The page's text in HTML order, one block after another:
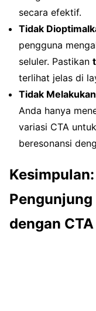
secara efektif.
Tidak
pengguna
seluler. Pastikan
terlihat jelas di
Tidak
Anda hanya
variasi CTA
beresonansi
dengan CTA